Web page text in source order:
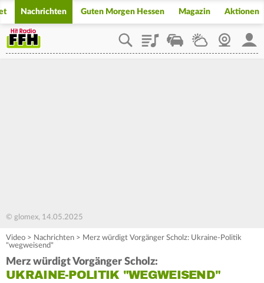
Nachrichten Guten Morgen Hessen Magazin Aktionen
PlaylistStaupilotWetterWebcam
© glomex, 14.05.2025
Video > Nachrichten > Merz würdigt Vorgänger Scholz: Ukraine-Politik
"wegweisend"
Merz würdigt Vorgänger Scholz:
UKRAINE-POLITIK "WEGWEISEND"